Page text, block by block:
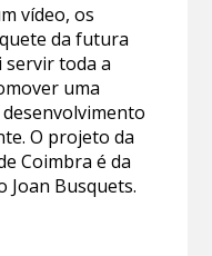
vídeo, os
da futura
servir toda a
uma
O projeto da
Coimbra é da
Busquets.